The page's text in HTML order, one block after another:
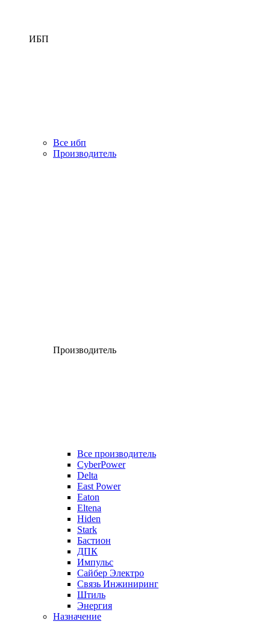
ИБП
Все ибп
Производитель
Производитель
Все производитель
CyberPower
Delta
East Power
Eaton
Eltena
Hiden
Stark
Бастион
ДПК
Импульс
Сайбер Электро
Связь Инжиниринг
Штиль
Энергия
Назначение